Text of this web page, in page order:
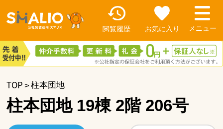
閲覧履歴 お気に入り
TOP 柱本団地
柱本団地 19棟 2階 206号